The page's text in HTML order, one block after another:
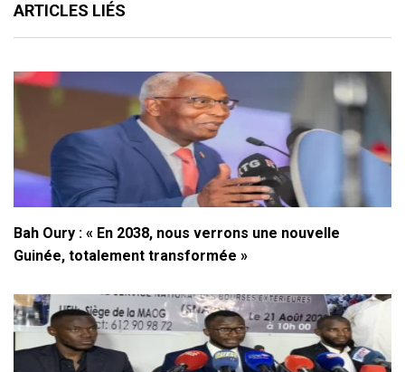
ARTICLES LIÉS
Bah Oury : « En 2038, nous verrons une nouvelle
Guinée, totalement transformée »